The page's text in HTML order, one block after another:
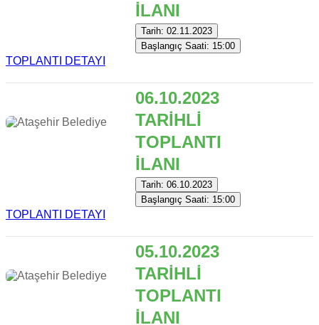
İLANI
Tarih: 02.11.2023
Başlangıç Saati: 15:00
TOPLANTI DETAYI
06.10.2023
TARİHLİ
TOPLANTI
İLANI
Tarih: 06.10.2023
Başlangıç Saati: 15:00
TOPLANTI DETAYI
05.10.2023
TARİHLİ
TOPLANTI
İLANI